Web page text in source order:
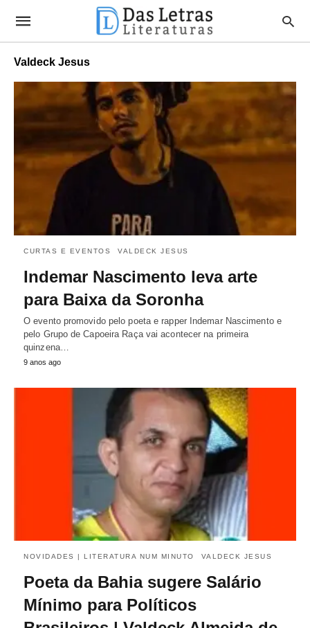
Valdeck Jesus
CURTAS E EVENTOS VALDECK JESUS
Indemar Nascimento leva arte
para Baixa da Soronha
O evento promovido pelo poeta e rapper Indemar Nascimento e
pelo Grupo de Capoeira Raça vai acontecer na primeira
quinzena…
9 anos ago
NOVIDADES | LITERATURA NUM MINUTO VALDECK JESUS
Poeta da Bahia sugere Salário
Mínimo para Políticos